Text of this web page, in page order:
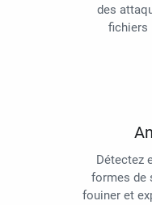
des
fichiers
Détectez
formes de
fouiner et